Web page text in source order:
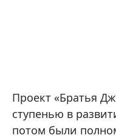
Проект «Братья
ступенью в
потом были